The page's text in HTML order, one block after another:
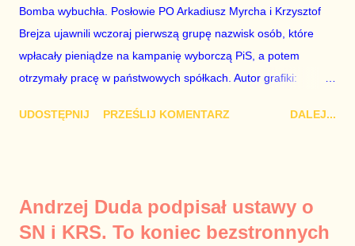
konieczne, ponieważ mamy do czynienia z medium o
wyjątkowo wątpliwej reputacji, ale mimo upływu czasu,
informacje nie zostały w żaden sposób zdementowane, a
oskarżany polityk milczy. Tygod...
Bomba wybuchła. Posłowie PO Arkadiusz Myrcha i Krzysztof
Brejza ujawnili wczoraj pierwszą grupę nazwisk osób, które
wpłacały pieniądze na kampanię wyborczą PiS, a potem
otrzymały pracę w państwowych spółkach. Autor grafiki:
polityków PO na ten temat. Pokazanie kilkunastu przypadków
PiS, a następnie uzyskują stanowiska w spółkach Skarbu
Państwa ze względu na to, że partia PiS obsadziła zarządy
UDOSTĘPNIJ PRZEŚLIJ KOMENTARZ DALEJ...
Andrzej Duda podpisał ustawy o
SN i KRS. To koniec bezstronnych